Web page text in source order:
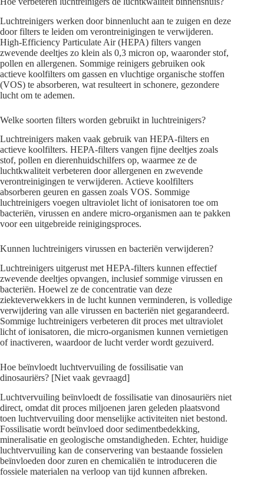
Luchtreinigers werken door binnenlucht aan te zuigen en deze
door filters te leiden om verontreinigingen te verwijderen.
High-Efficiency Particulate Air (HEPA) filters vangen
zwevende deeltjes zo klein als 0,3 micron op, waaronder stof,
pollen en allergenen. Sommige reinigers gebruiken ook
actieve koolfilters om gassen en vluchtige organische stoffen
(VOS) te absorberen, wat resulteert in schonere, gezondere
lucht om te ademen.
Welke soorten filters worden gebruikt in luchtreinigers?
Luchtreinigers maken vaak gebruik van HEPA-filters en
actieve koolfilters. HEPA-filters vangen fijne deeltjes zoals
stof, pollen en dierenhuidschilfers op, waarmee ze de
luchtkwaliteit verbeteren door allergenen en zwevende
verontreinigingen te verwijderen. Actieve koolfilters
absorberen geuren en gassen zoals VOS. Sommige
luchtreinigers voegen ultraviolet licht of ionisatoren toe om
bacteriën, virussen en andere micro-organismen aan te pakken
voor een uitgebreide reinigingsproces.
Kunnen luchtreinigers virussen en bacteriën verwijderen?
Luchtreinigers uitgerust met HEPA-filters kunnen effectief
zwevende deeltjes opvangen, inclusief sommige virussen en
bacteriën. Hoewel ze de concentratie van deze
ziekteverwekkers in de lucht kunnen verminderen, is volledige
verwijdering van alle virussen en bacteriën niet gegarandeerd.
Sommige luchtreinigers verbeteren dit proces met ultraviolet
licht of ionisatoren, die micro-organismen kunnen vernietigen
of inactiveren, waardoor de lucht verder wordt gezuiverd.
Hoe beïnvloedt luchtvervuiling de fossilisatie van
dinosauriërs? [Niet vaak gevraagd]
Luchtvervuiling beïnvloedt de fossilisatie van dinosauriërs niet
direct, omdat dit proces miljoenen jaren geleden plaatsvond
toen luchtvervuiling door menselijke activiteiten niet bestond.
Fossilisatie wordt beïnvloed door sedimentbedekking,
mineralisatie en geologische omstandigheden. Echter, huidige
luchtvervuiling kan de conservering van bestaande fossielen
beïnvloeden door zuren en chemicaliën te introduceren die
fossiele materialen na verloop van tijd kunnen afbreken.